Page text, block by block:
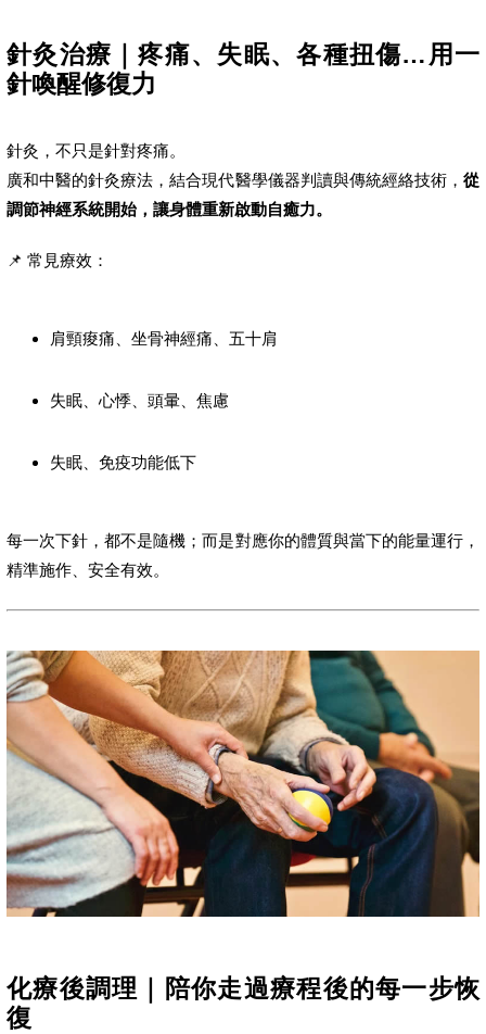
針灸治療｜疼痛、失眠、各種扭傷…用一
針喚醒修復力
針灸，不只是針對疼痛。
廣和中醫的針灸療法，結合現代醫學儀器判讀與傳統經絡技術， 從
調節神經系統開始，讓身體重新啟動自癒力。
📌 常見療效：
肩頸痠痛、坐骨神經痛、五十肩
失眠、心悸、頭暈、焦慮
失眠、免疫功能低下
每一次下針，都不是隨機；而是對應你的體質與當下的能量運行，
精準施作、安全有效。
化療後調理｜陪你走過療程後的每一步恢
復